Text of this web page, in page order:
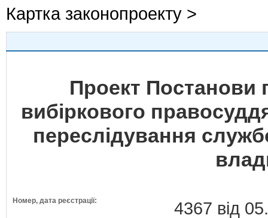
Картка законопроекту >
Проект Постанови
вибіркового
переслідування
Номер, дата реєстрації: 4367 від